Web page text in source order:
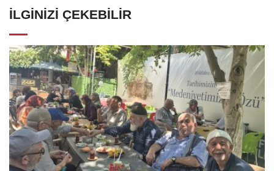
İLGINIZI ÇEKEBILIR